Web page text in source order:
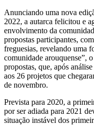
Anunciando uma nova
2022, a autarca felicitou e
envolvimento da
propostas participantes,
freguesias, revelando uma
comunidade arouquense”,
propostas, que, após
aos 26 projetos que
de novembro.
Prevista para 2020, a
por ser adiada para 2021
situação instável dos